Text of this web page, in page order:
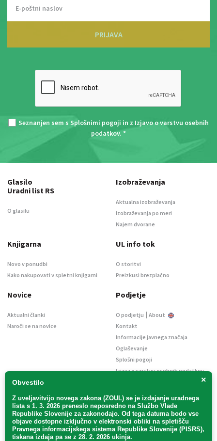
PRIJAVA
Seznanjen sem s Splošnimi pogoji in z Izjavo o varstvu osebnih
podatkov. *
×
Obvestilo
Z uveljavitvijo novega zakona (ZOUL) se je izdajanje uradnega
lista s 1. 3. 2026 preneslo neposredno na Službo Vlade
Republike Slovenije za zakonodajo. Od tega datuma bodo vse
objave dostopne izključno v elektronski obliki na spletišču
Pravnega informacijskega sistema Republike Slovenije (PISRS),
tiskana izdaja pa se z 28. 2. 2026 ukinja.
Glasilo
Uradni list RS
O glasilu
Izobraževanja
Aktualna izobraževanja
Izobraževanja po meri
Najem dvorane
Knjigarna
Novo v ponudbi
Kako nakupovati v spletni knjigarni
UL info tok
O storitvi
Preizkusi brezplačno
Novice
Aktualni članki
Naroči se na novice
Podjetje
O podjetju | About
Kontakt
Informacije javnega značaja
Oglaševanje
Splošni pogoji
Izjava o varstvu osebnih podatkov
Uradni list d. o. o. – v likvidaciji / Vse pravice pridržane.